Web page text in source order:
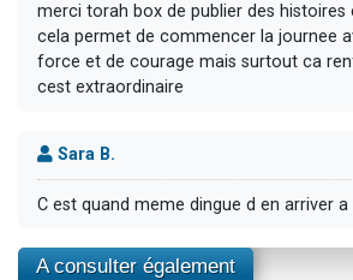
merci torah box de publier des
cela permet de commencer la journee
force et de courage mais surtout ca
cest extraordinaire
Sara B.
C est quand meme dingue d en arriver a
A consulter également